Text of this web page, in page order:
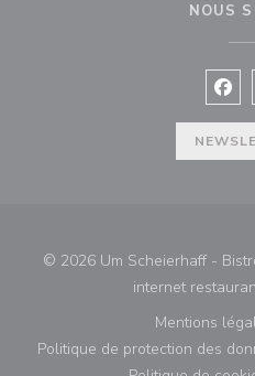
NOUS
© 2026 Um Scheierhaff -
internet
Mentions
Politique de protection des